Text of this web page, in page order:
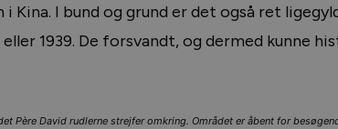
Kina. I bund og grund er det også ret
1939. De forsvandt, og dermed kunne
Père David rudlerne strejfer omkring. Området er åbent for